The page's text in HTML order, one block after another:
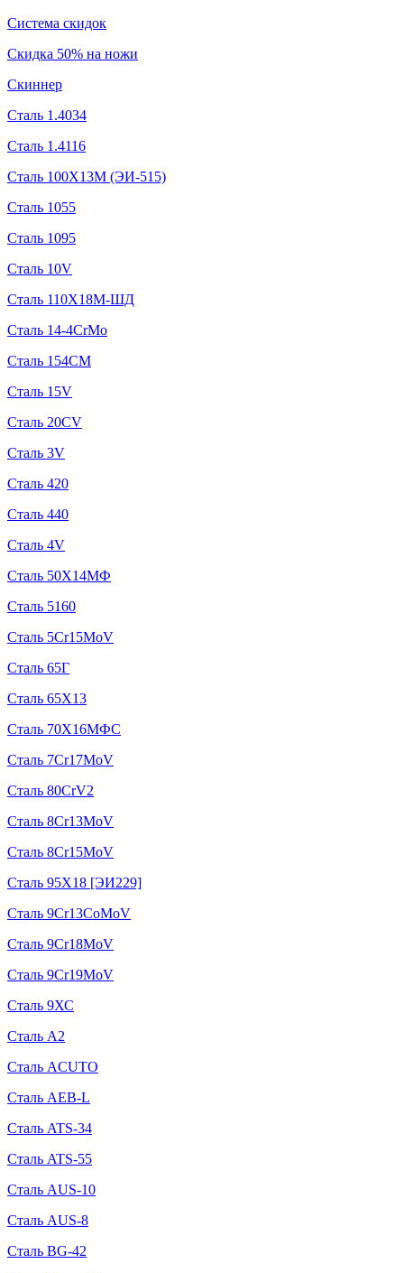
Система скидок
Скидка 50% на ножи
Скиннер
Сталь 1.4034
Сталь 1.4116
Сталь 100Х13М (ЭИ-515)
Сталь 1055
Сталь 1095
Сталь 10V
Сталь 110Х18М-ШД
Сталь 14-4CrMo
Сталь 154CM
Сталь 15V
Сталь 20CV
Сталь 3V
Сталь 420
Сталь 440
Сталь 4V
Сталь 50Х14МФ
Сталь 5160
Сталь 5Cr15MoV
Сталь 65Г
Сталь 65Х13
Сталь 70Х16МФС
Сталь 7Cr17MoV
Сталь 80CrV2
Сталь 8Cr13MoV
Сталь 8Cr15MoV
Сталь 95Х18 [ЭИ229]
Сталь 9Cr13CoMoV
Сталь 9Cr18MoV
Сталь 9Cr19MoV
Сталь 9ХС
Сталь A2
Сталь ACUTO
Сталь AEB-L
Сталь ATS-34
Сталь ATS-55
Сталь AUS-10
Сталь AUS-8
Сталь BG-42